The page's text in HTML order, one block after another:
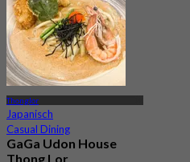
Thonglor
Japanisch
Casual Dining
GaGa Udon House
Thong Lor